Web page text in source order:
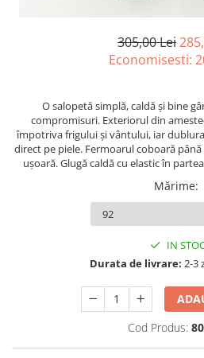
305,00 Lei
Economisesti:
O salopetă simplă, caldă și bine
compromisuri. Exteriorul din
împotriva frigului și vântului, iar
direct pe piele. Fermoarul coboară
ușoară. Glugă caldă cu elastic în
Mărime:
IN
Durata de livrare: 2-3
Cod Produs: